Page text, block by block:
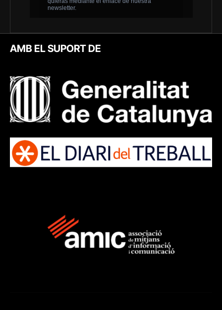
AMB EL SUPORT DE